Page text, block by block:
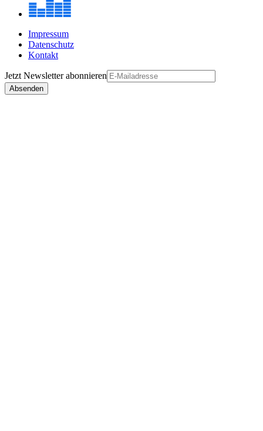
Impressum
Datenschutz
Kontakt
Jetzt Newsletterabonnieren
Absenden